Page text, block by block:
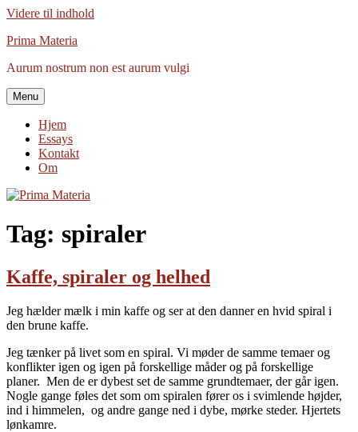
Videre til indhold
Prima Materia
Aurum nostrum non est aurum vulgi
Menu
Hjem
Essays
Kontakt
Om
Tag: spiraler
Kaffe, spiraler og helhed
Jeg hælder mælk i min kaffe og ser at den danner en hvid spiral i
den brune kaffe.
Jeg tænker på livet som en spiral. Vi møder de samme temaer og
konflikter igen og igen på forskellige måder og på forskellige
planer. Men de er dybest set de samme grundtemaer, der går igen.
Nogle gange føles det som om spiralen fører os i svimlende højder,
ind i himmelen, og andre gange ned i dybe, mørke steder. Hjertets
lønkamre.